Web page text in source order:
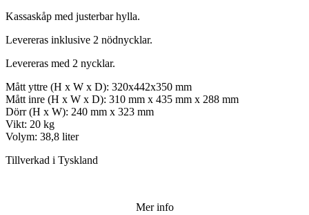
Kassaskåp med justerbar hylla.
Levereras inklusive 2 nödnycklar.
Levereras med 2 nycklar.
Mått yttre (H x W x D): 320x442x350 mm
Mått inre (H x W x D): 310 mm x 435 mm x 288 mm
Dörr (H x W): 240 mm x 323 mm
Vikt: 20 kg
Volym: 38,8 liter
Tillverkad i Tyskland
Mer info